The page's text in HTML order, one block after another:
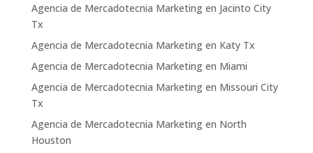
Agencia de Mercadotecnia Marketing en Jacinto City
Tx
Agencia de Mercadotecnia Marketing en Katy Tx
Agencia de Mercadotecnia Marketing en Miami
Agencia de Mercadotecnia Marketing en Missouri City
Tx
Agencia de Mercadotecnia Marketing en North
Houston